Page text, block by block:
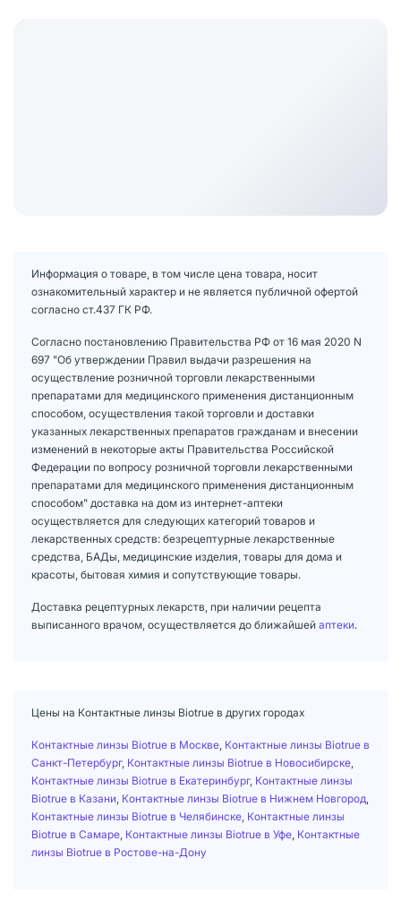
Информация о товаре, в том числе цена товара, носит
ознакомительный характер и не является публичной офертой
согласно ст.437 ГК РФ.
Согласно постановлению Правительства РФ от 16 мая 2020 N
697 "Об утверждении Правил выдачи разрешения на
осуществление розничной торговли лекарственными
препаратами для медицинского применения дистанционным
способом, осуществления такой торговли и доставки
указанных лекарственных препаратов гражданам и внесении
изменений в некоторые акты Правительства Российской
Федерации по вопросу розничной торговли лекарственными
препаратами для медицинского применения дистанционным
способом" доставка на дом из интернет-аптеки
осуществляется для следующих категорий товаров и
лекарственных средств: безрецептурные лекарственные
средства, БАДы, медицинские изделия, товары для дома и
красоты, бытовая химия и сопутствующие товары.
Доставка рецептурных лекарств, при наличии рецепта
выписанного врачом, осуществляется до ближайшей аптеки.
Цены на Контактные линзы Biotrue в других городах
Контактные линзы Biotrue в Москве Контактные линзы Biotrue в
Санкт-Петербург, Контактные линзы Biotrue в Новосибирске
Контактные линзы Biotrue в Екатеринбург, Контактные линзы
Biotrue в Казани Контактные линзы Biotrue в Нижнем Новгород
Контактные линзы Biotrue в Челябинске Контактные линзы
Biotrue в Самаре Контактные линзы Biotrue в Уфе Контактные
линзы Biotrue в Ростове-на-Дону